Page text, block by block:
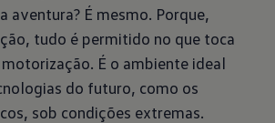
aventura? É mesmo. Porque,
tudo é permitido no que toca
É o ambiente ideal
do futuro, como os
sob condições extremas.